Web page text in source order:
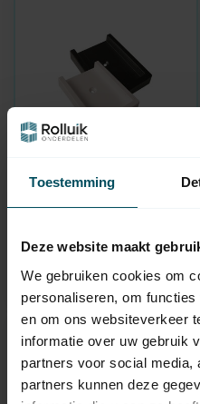
Toestemming
Deze website maakt
We gebruiken cookies om
personaliseren, om
en om ons websiteverkeer
informatie over uw gebruik
partners voor social media,
partners kunnen deze
ELDAT
RT30/RT32/RT34
Op voorraad
7,95